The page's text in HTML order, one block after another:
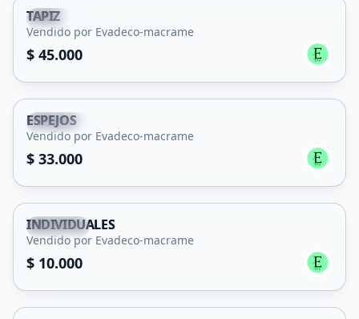
Capital
TAPIZ
Vendido por Evadeco-macrame
$ 45.000
Capital
ESPEJOS
Vendido por Evadeco-macrame
$ 33.000
Capital
INDIVIDUALES
Vendido por Evadeco-macrame
$ 10.000